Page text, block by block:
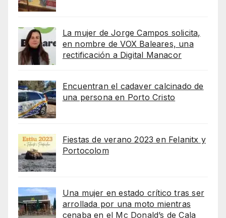
La mujer de Jorge Campos solicita,
en nombre de VOX Baleares, una
rectificación a Digital Manacor
Encuentran el cadaver calcinado de
una persona en Porto Cristo
Fiestas de verano 2023 en Felanitx y
Portocolom
Una mujer en estado crítico tras ser
arrollada por una moto mientras
cenaba en el Mc Donald’s de Cala